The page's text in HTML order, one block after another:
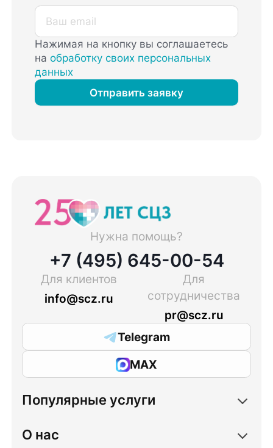
Нажимая на кнопку вы соглашаетесь
наобработку своих персональных
данных
Отправить заявку
Нужна помощь?
+7 (495) 645-00-54
Для клиентов
info@scz.ru
Для
сотрудничества
pr@scz.ru
Telegram
MAX
Популярные услуги
О нас